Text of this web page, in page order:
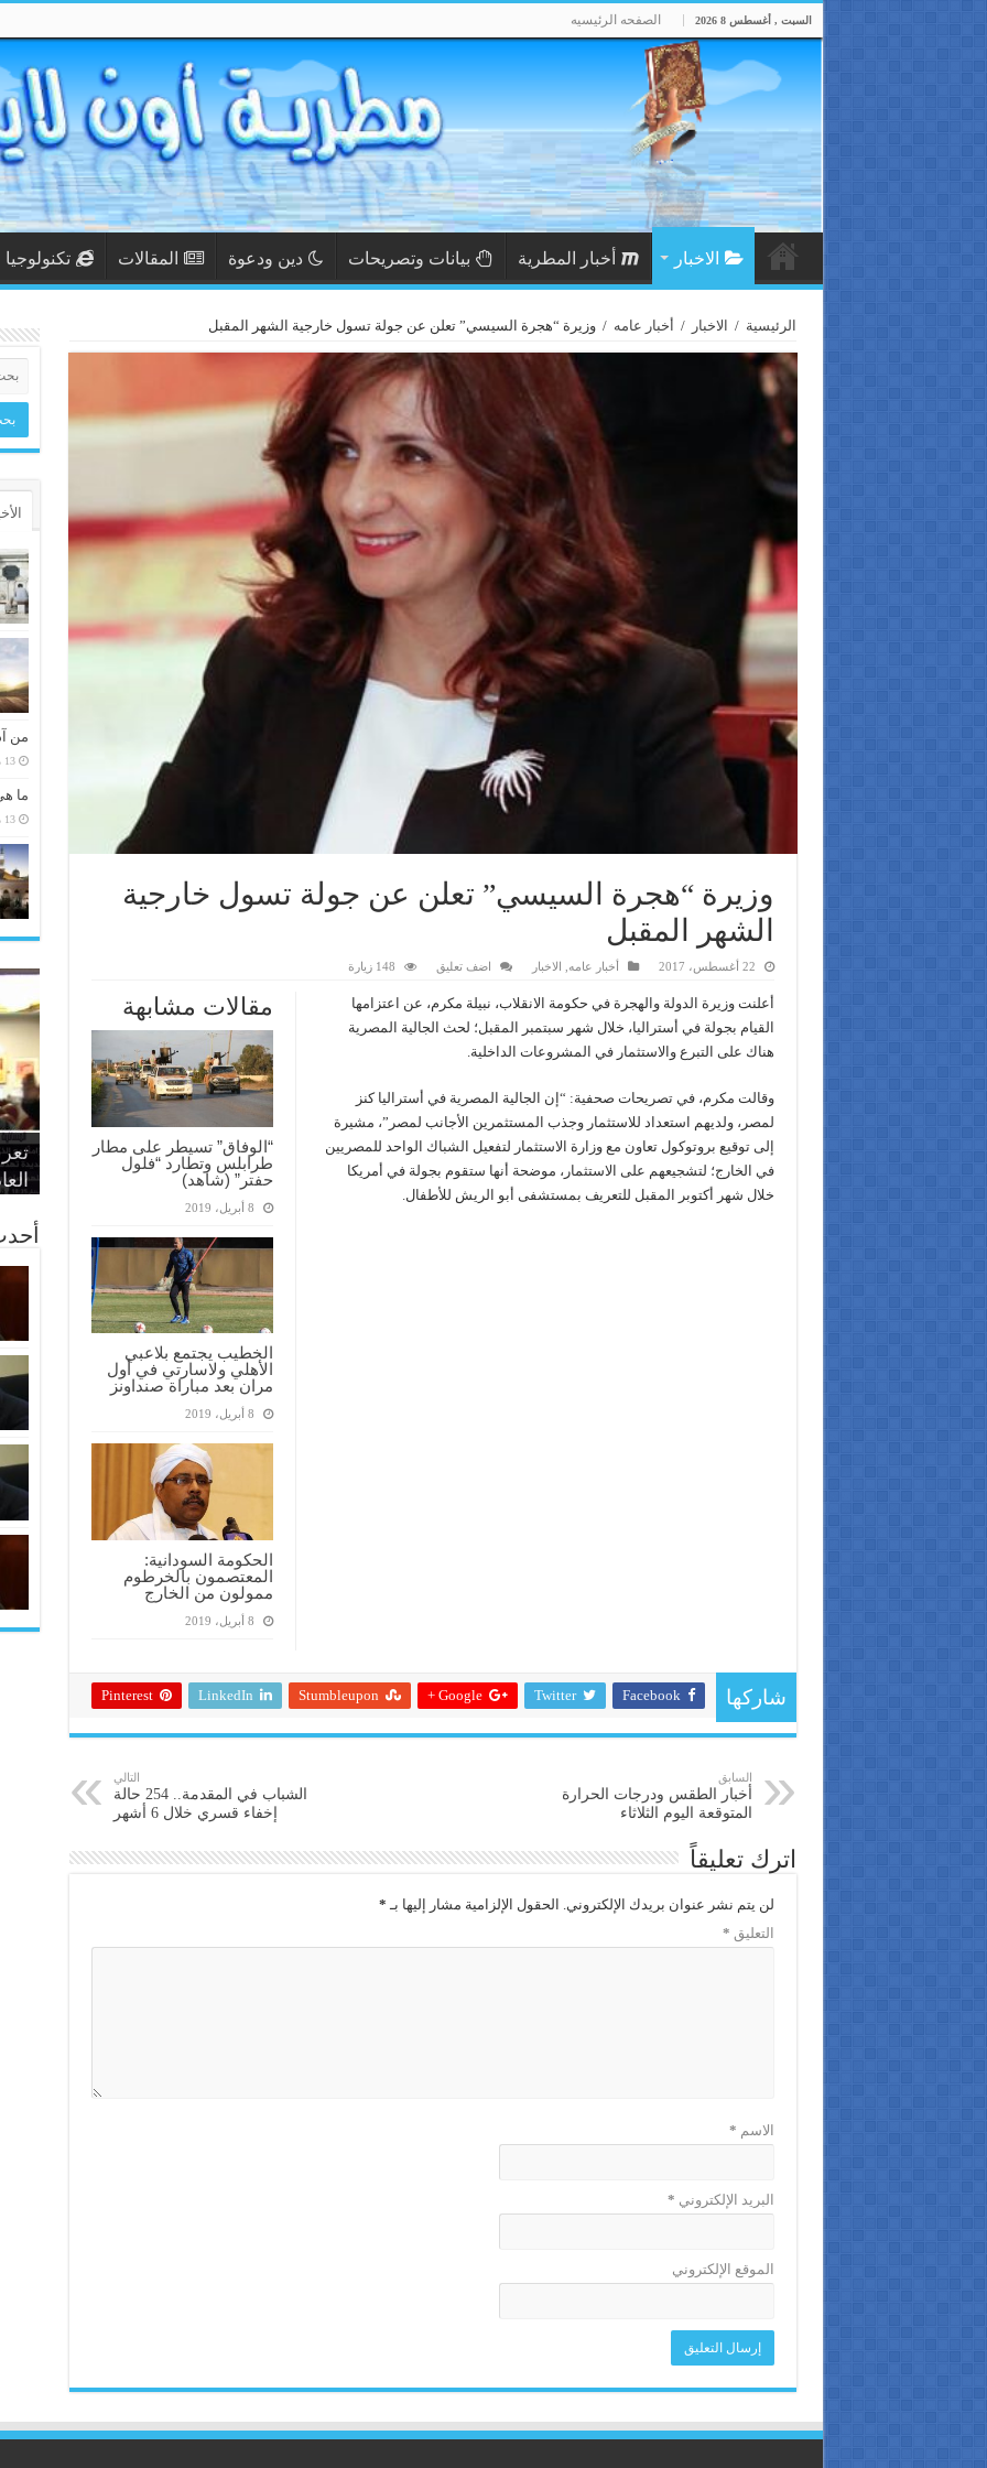
السبت , أغسطس 8 2026 الصفحه الرئيسيه
الاخبار أخبار المطرية بيانات وتصريحات دين ودعوة المقالات تكنولوجيا
الرئيسية / الاخبار / أخبار عامه / وزيرة “هجرة السيسي” تعلن عن جولة تسول خارجية الشهر المقبل
وزيرة “هجرة السيسي” تعلن عن جولة تسول خارجية
الشهر المقبل
22 أغسطس، 2017 أخبار عامه الاخبار اضف تعليق 148 زيارة
مقالات مشابهة
“الوفاق” تسيطر على مطار
طرابلس وتطارد “فلول
حفتر” (شاهد)
8 أبريل، 2019
الخطيب يجتمع بلاعبي
الأهلي ولاسارتي في أول
مران بعد مباراة صنداونز
8 أبريل، 2019
الحكومة السودانية:
المعتصمون بالخرطوم
ممولون من الخارج
8 أبريل، 2019
أعلنت وزيرة الدولة والهجرة في حكومة الانقلاب، نبيلة مكرم، عن اعتزامها
القيام بجولة في أستراليا، خلال شهر سبتمبر المقبل؛ لحث الجالية المصرية
هناك على التبرع والاستثمار في المشروعات الداخلية.
وقالت مكرم، في تصريحات صحفية: “إن الجالية المصرية في أستراليا كنز
لمصر، ولديهم استعداد للاستثمار وجذب المستثمرين الأجانب لمصر”، مشيرة
إلى توقيع بروتوكول تعاون مع وزارة الاستثمار لتفعيل الشباك الواحد للمصريين
في الخارج؛ لتشجيعهم على الاستثمار، موضحة أنها ستقوم بجولة في أمريكا
خلال شهر أكتوبر المقبل للتعريف بمستشفى أبو الريش للأطفال.
شاركها Facebook
Twitter
Google +
Stumbleupon
LinkedIn
Pinterest
السابق
أخبار الطقس ودرجات الحرارة
المتوقعة اليوم الثلاثاء
التالي
الشباب في المقدمة.. 254 حالة
إخفاء قسري خلال 6 أشهر
اترك تعليقاً
لن يتم نشر عنوان بريدك الإلكتروني. الحقول الإلزامية مشار إليها بـ *
التعليق *
الاسم *
البريد الإلكتروني *
الموقع الإلكتروني
من
13 مارس، 2026
ما
13 مارس، 2026